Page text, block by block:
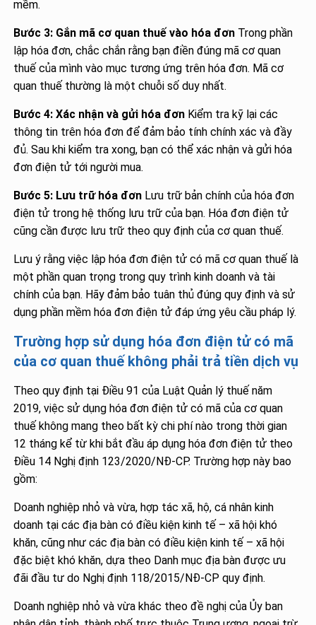
mềm.
Bước 3: Gắn mã cơ quan thuế vào hóa đơn Trong phần
lập hóa đơn, chắc chắn rằng bạn điền đúng mã cơ quan
thuế của mình vào mục tương ứng trên hóa đơn. Mã cơ
quan thuế thường là một chuỗi số duy nhất.
Bước 4: Xác nhận và gửi hóa đơn Kiểm tra kỹ lại các
thông tin trên hóa đơn để đảm bảo tính chính xác và đầy
đủ. Sau khi kiểm tra xong, bạn có thể xác nhận và gửi hóa
đơn điện tử tới người mua.
Bước 5: Lưu trữ hóa đơn Lưu trữ bản chính của hóa đơn
điện tử trong hệ thống lưu trữ của bạn. Hóa đơn điện tử
cũng cần được lưu trữ theo quy định của cơ quan thuế.
Lưu ý rằng việc lập hóa đơn điện tử có mã cơ quan thuế là
một phần quan trọng trong quy trình kinh doanh và tài
chính của bạn. Hãy đảm bảo tuân thủ đúng quy định và sử
dụng phần mềm hóa đơn điện tử đáp ứng yêu cầu pháp lý.
Trường hợp sử dụng hóa đơn điện tử có mã
của cơ quan thuế không phải trả tiền dịch vụ
Theo quy định tại Điều 91 của Luật Quản lý thuế năm
2019, việc sử dụng hóa đơn điện tử có mã của cơ quan
thuế không mang theo bất kỳ chi phí nào trong thời gian
12 tháng kể từ khi bắt đầu áp dụng hóa đơn điện tử theo
Điều 14 Nghị định 123/2020/NĐ-CP. Trường hợp này bao
gồm:
Doanh nghiệp nhỏ và vừa, hợp tác xã, hộ, cá nhân kinh
doanh tại các địa bàn có điều kiện kinh tế – xã hội khó
khăn, cũng như các địa bàn có điều kiện kinh tế – xã hội
đặc biệt khó khăn, dựa theo Danh mục địa bàn được ưu
đãi đầu tư do Nghị định 118/2015/NĐ-CP quy định.
Doanh nghiệp nhỏ và vừa khác theo đề nghị của Ủy ban